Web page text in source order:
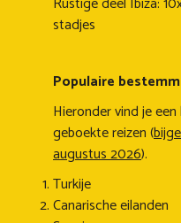
stadjes
Populaire
Hieronder vind je
geboekte reizen (
augustus 2026).
Turkije
Canarische eilanden